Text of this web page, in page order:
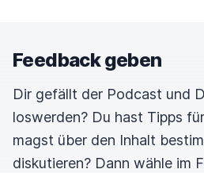
Feedback geben
Dir gefällt der Podcast und
loswerden? Du hast Tipps
magst über den Inhalt
diskutieren? Dann wähle im